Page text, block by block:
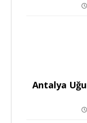
Antalya